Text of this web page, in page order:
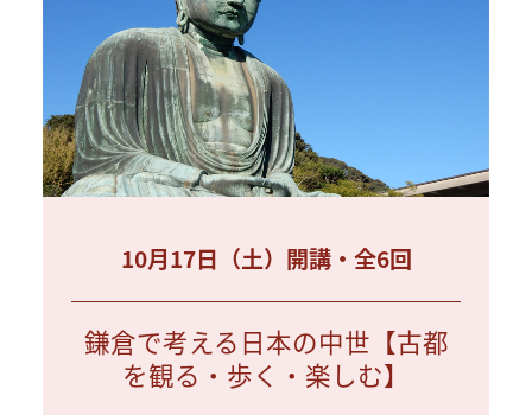
10月17日（土）開講・全6回
鎌倉で考える日本の中世【古都
を観る・歩く・楽しむ】